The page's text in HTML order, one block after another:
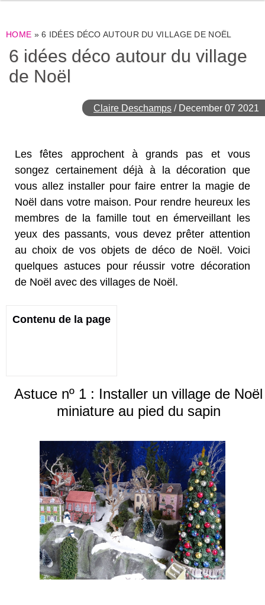
HOME »6 IDÉES DÉCO AUTOUR DU VILLAGE DE NOËL
6 idées déco autour du village
de Noël
Claire Deschamps / December 07 2021
Les fêtes approchent à grands pas et vous
songez certainement déjà à la décoration que
vous allez installer pour faire entrer la magie de
Noël dans votre maison. Pour rendre heureux les
membres de la famille tout en émerveillant les
yeux des passants, vous devez prêter attention
au choix de vos objets de déco de Noël. Voici
quelques astuces pour réussir votre décoration
de Noël avec des villages de Noël.
Contenu de la page
Astuce nº 1 : Installer un village de Noël
miniature au pied du sapin